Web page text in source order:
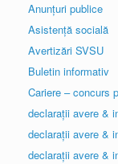
Anunțuri publice
Asistență socială
Avertizări SVSU
Buletin informativ
Cariere – concurs
declarații avere &
declarații avere &
declarații avere &